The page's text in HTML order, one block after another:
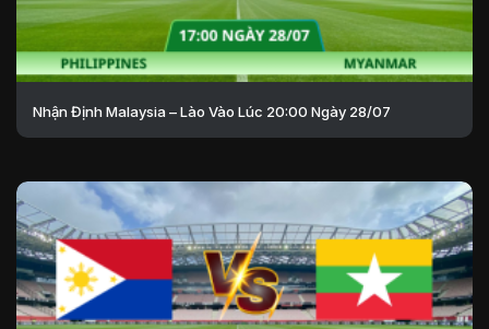
Nhận Định Malaysia – Lào Vào Lúc 20:00 Ngày 28/07